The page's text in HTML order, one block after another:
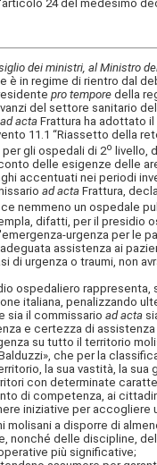
24 del medesimo
dei ministri, al Ministro
regime di rientro dal
pro tempore della
del settore sanitario
ad acta Frattura ha adottato il
11.1 “Riassetto della
gli ospedali di 2o livello,
delle esigenze delle
accentuati nei periodi
ad acta Frattura,
nemmeno un ospedale
difatti, per il presidio
urgenza per le
assistenza ai
di urgenza o traumi, non
rappresenta,
italiana, penalizzando
sia il commissarioad acta
e certezza di
su tutto il territorio
che per la
la sua vastità, la
con determinate
competenza, ai
iniziative per accogliere
a disporre di
nonché delle discipline,
più significative;